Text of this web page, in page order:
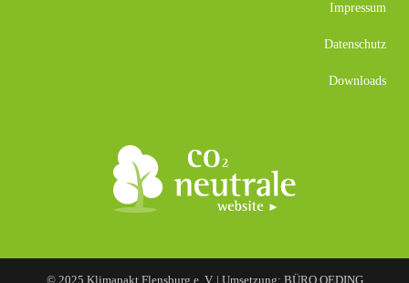
Impressum
Datenschutz
Downloads